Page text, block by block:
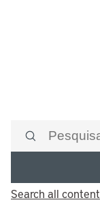
Search all content